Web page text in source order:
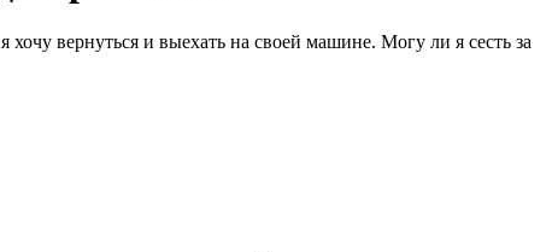
вернуться и выехать на своей машине. Могу ли я сесть за